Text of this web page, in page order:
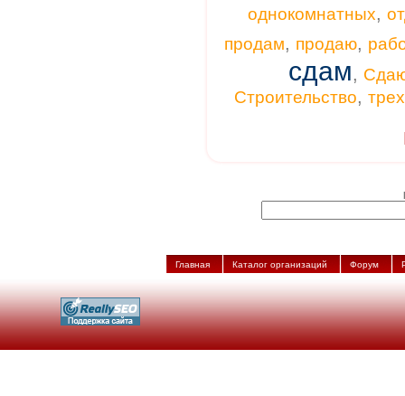
однокомнатных,
продам, продаю,
сдам,
Строительство,
Главная Каталог организаций Форум